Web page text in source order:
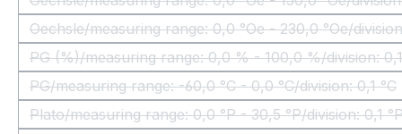
(Questa opzione non è al
Oechsle/measuring range: 0,0 °Oe - 230,0 °Oe/
(Questa opzione non è al
PG (%)/measuring range: 0,0 % - 100,0 %/division:
(Questa opzione non è al
PG/measuring range: -60,0 °C - 0,0 °C/division: 0,1 °C
(Questa opzione non è al
Plato/measuring range: 0,0 °P - 30,5 °P/division: 0,1
(Questa opzione non è al